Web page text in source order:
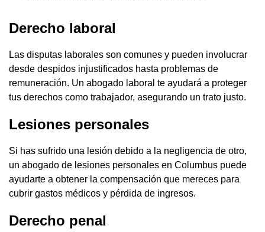
Derecho laboral
Las disputas laborales son comunes y pueden involucrar
desde despidos injustificados hasta problemas de
remuneración. Un abogado laboral te ayudará a proteger
tus derechos como trabajador, asegurando un trato justo.
Lesiones personales
Si has sufrido una lesión debido a la negligencia de otro,
un abogado de lesiones personales en Columbus puede
ayudarte a obtener la compensación que mereces para
cubrir gastos médicos y pérdida de ingresos.
Derecho penal